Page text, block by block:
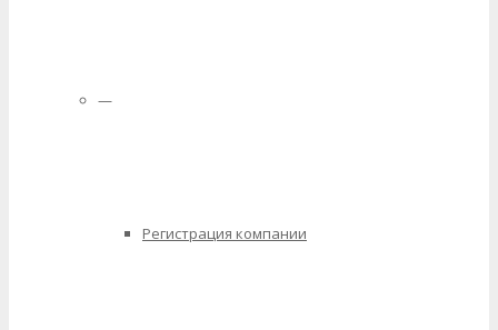
—
Регистрация компании